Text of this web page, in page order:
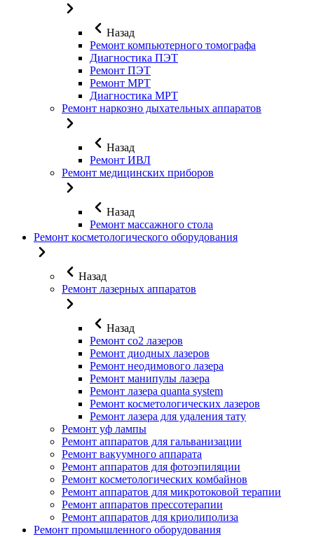
Назад
Ремонт компьютерного томографа
Диагностика ПЭТ
Ремонт ПЭТ
Ремонт МРТ
Диагностика МРТ
Ремонт наркозно дыхательных аппаратов
Назад
Ремонт ИВЛ
Ремонт медицинских приборов
Назад
Ремонт массажного стола
Ремонт косметологического оборудования
Назад
Ремонт лазерных аппаратов
Назад
Ремонт co2 лазеров
Ремонт диодных лазеров
Ремонт неодимового лазера
Ремонт манипулы лазера
Ремонт лазера quanta system
Ремонт косметологических лазеров
Ремонт лазера для удаления тату
Ремонт уф лампы
Ремонт аппаратов для гальванизации
Ремонт вакуумного аппарата
Ремонт аппаратов для фотоэпиляции
Ремонт косметологических комбайнов
Ремонт аппаратов для микротоковой терапии
Ремонт аппаратов прессотерапии
Ремонт аппаратов для криолиполиза
Ремонт промышленного оборудования